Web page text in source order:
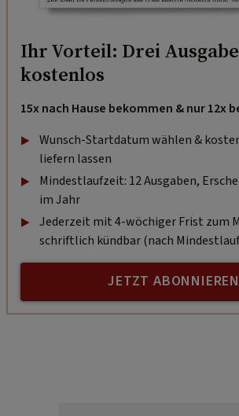
Ihr Vorteil: Drei
kostenlos
15x nach Hause bekommen & nur 12x
Wunsch-Startdatum wählen &
liefern lassen
Mindestlaufzeit: 12 Ausgaben,
im Jahr
Jederzeit mit 4-wöchiger Frist zum
schriftlich kündbar (nach
JETZT